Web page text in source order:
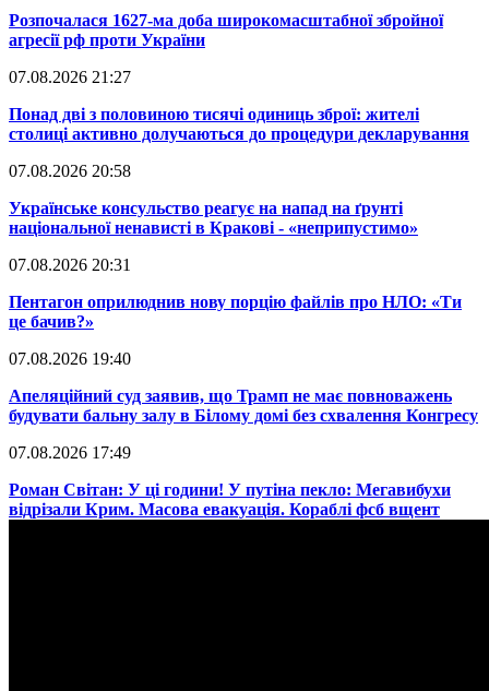
​Розпочалася 1627-ма доба широкомасштабної збройної
агресії рф проти України
07.08.2026 21:27
​Понад дві з половиною тисячі одиниць зброї: жителі
столиці активно долучаються до процедури декларування
07.08.2026 20:58
​Українське консульство реагує на напад на ґрунті
національної ненависті в Кракові - «неприпустимо»
07.08.2026 20:31
​Пентагон оприлюднив нову порцію файлів про НЛО: «Ти
це бачив?»
07.08.2026 19:40
​Апеляційний суд заявив, що Трамп не має повноважень
будувати бальну залу в Білому домі без схвалення Конгресу
07.08.2026 17:49
​Роман Світан: У ці години! У путіна пекло: Мегавибухи
відрізали Крим. Масова евакуація. Кораблі фсб вщент